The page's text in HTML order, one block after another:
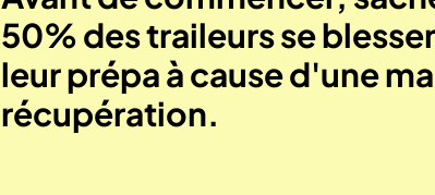
50% des traileurs se
leur prépa à cause d'une
récupération.